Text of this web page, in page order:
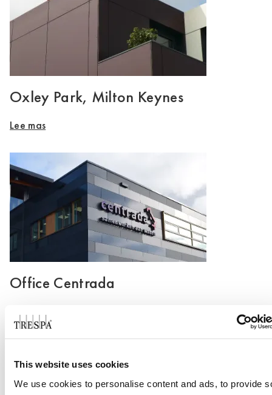
This website uses cookies
We use cookies to personalise content and ads, to provide
Oxley Park, Milton Keynes
Lee mas
Office Centrada